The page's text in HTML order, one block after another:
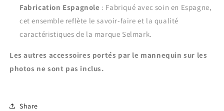
Fabrication Espagnole : Fabriqué avec soin en Espagne,
cet ensemble reflète le savoir-faire et la qualité
caractéristiques de la marque Selmark.
Les autres accessoires portés par le mannequin sur les
photos ne sont pas inclus.
Share